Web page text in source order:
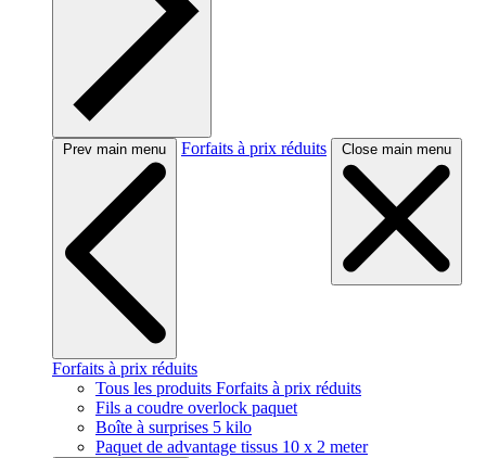
Prev main menu Forfaits à prix réduits Close main menu
Forfaits à prix réduits
Tous les produits Forfaits à prix réduits
Fils a coudre overlock paquet
Boîte à surprises 5 kilo
Paquet de advantage tissus 10 x 2 meter